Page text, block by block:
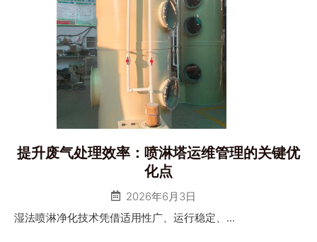
提升废气处理效率：喷淋塔运维管理的关键优
化点
2026年6月3日
湿法喷淋净化技术凭借适用性广、运行稳定、...